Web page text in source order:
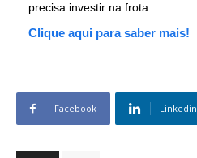
precisa investir na frota.
Clique aqui para saber mais!
Facebook Linkedin